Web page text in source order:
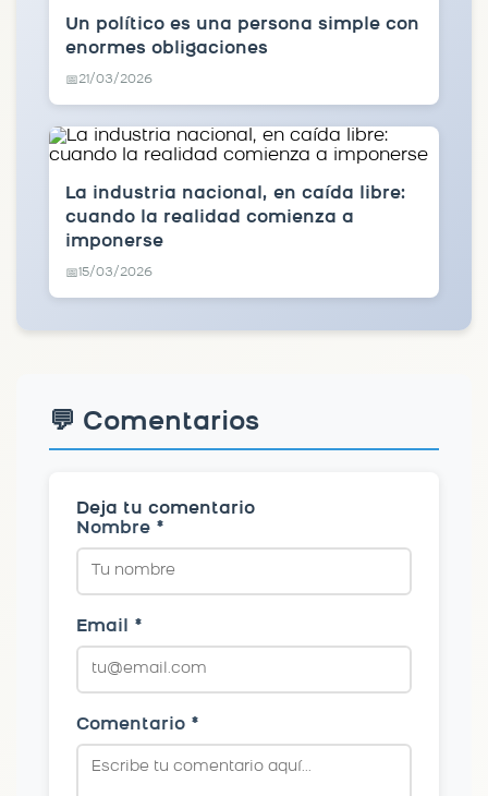
Un político es una persona simple con
enormes obligaciones
📅21/03/2026
La industria nacional, en caída libre:
cuando la realidad comienza a
imponerse
📅15/03/2026
💬 Comentarios
Deja tu comentario
Nombre *
Email *
Comentario *